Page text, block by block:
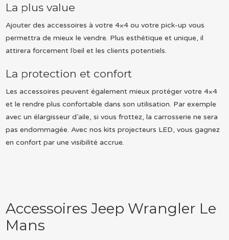
La plus value
Ajouter des accessoires à votre 4×4 ou votre pick-up vous
permettra de mieux le vendre. Plus esthétique et unique, il
attirera forcement l’oeil et les clients potentiels.
La protection et confort
Les accessoires peuvent également mieux protéger votre 4×4
et le rendre plus confortable dans son utilisation. Par exemple
avec un élargisseur d’aile, si vous frottez, la carrosserie ne sera
pas endommagée. Avec nos kits projecteurs LED, vous gagnez
en confort par une visibilité accrue.
Accessoires Jeep Wrangler Le
Mans